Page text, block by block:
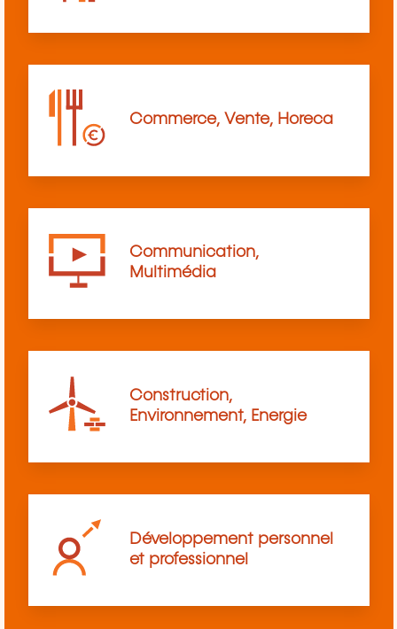
Commerce, Vente, Horeca
Communication,
Multimédia
Construction,
Environnement, Energie
Développement personnel
et professionnel